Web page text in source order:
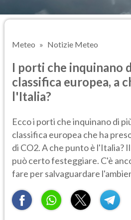
Meteo Notizie Meteo
I porti che inquinano
classifica europea, a
l'Italia?
Ecco i porti che inquinano di
classifica europea che ha
di CO2. A che punto è l'Italia?
può certo festeggiare. C'è
fare per salvaguardare